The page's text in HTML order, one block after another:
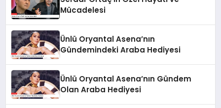
Mücadelesi
Ünlü Oryantal Asena’nın
Gündemindeki Araba Hediyesi
Ünlü Oryantal Asena’nın Gündem
Olan Araba Hediyesi